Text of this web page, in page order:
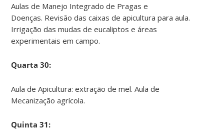
Aulas de Manejo Integrado de Pragas e
Doenças. Revisão das caixas de apicultura para aula.
Irrigação das mudas de eucaliptos e áreas
experimentais em campo.
Quarta 30:
Aula de Apicultura: extração de mel. Aula de
Mecanização agrícola.
Quinta 31: